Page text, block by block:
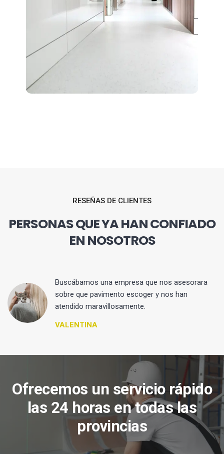
RESEÑAS DE CLIENTES
PERSONAS QUE YA HAN CONFIADO
EN NOSOTROS
Buscábamos una empresa que nos asesorara
sobre que pavimento escoger y nos han
atendido maravillosamente.
VALENTINA
Ofrecemos un servicio rápido
las 24 horas en todas las
provincias